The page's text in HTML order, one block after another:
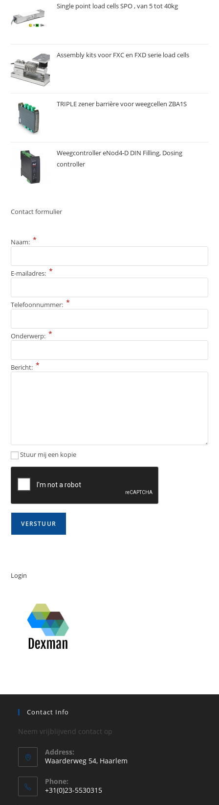
Single point load cells SPO , van 5 tot 40kg
Assembly kits voor FXC en FXD serie load cells
TRIPLE zener barrière voor weegcellen ZBA1S
Weegcontroller eNod4-D DIN Filling, Dosing
controller
Contact formulier
Naam: *
E-mailadres: *
Telefoonnummer: *
Onderwerp: *
Bericht: *
Stuur mij een kopie
Login
Contact Info
Neem vrijblijvend contact op
Address:
Waarderweg 54, Haarlem
Phone:
+31(0)23-5530315